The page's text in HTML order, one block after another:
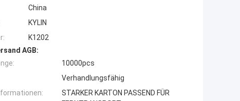
China
KYLIN
K1202
AGB:
10000pcs
Verhandlungsfähig
STARKER KARTON PASSEND FÜR